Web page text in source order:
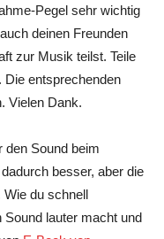
Pegel sehr wichtig
deinen Freunden
zur Musik teilst. Teile
Die entsprechenden
Vielen Dank.
den Sound beim
besser, aber die
Wie du schnell
lauter macht und